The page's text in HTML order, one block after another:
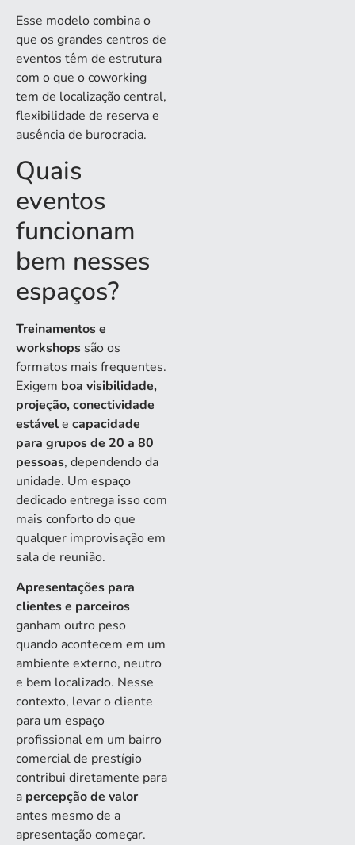
Esse modelo combina o
que os grandes centros de
eventos têm de estrutura
com o que o coworking
tem de localização central,
flexibilidade de reserva e
ausência de burocracia.
Quais
eventos
funcionam
bem nesses
espaços?
Treinamentos e
workshops são os
formatos mais frequentes.
Exigem boa visibilidade,
projeção, conectividade
estávele capacidade
para grupos de 20 a 80
pessoas, dependendo da
unidade. Um espaço
dedicado entrega isso com
mais conforto do que
qualquer improvisação em
sala de reunião.
Apresentações para
clientes e parceiros
ganham outro peso
quando acontecem em um
ambiente externo, neutro
e bem localizado. Nesse
contexto, levar o cliente
para um espaço
profissional em um bairro
comercial de prestígio
contribui diretamente para
a percepção de valor
antes mesmo de a
apresentação começar.